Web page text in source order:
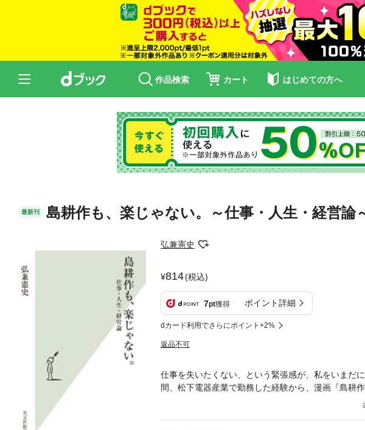
作品検索 カート はじめての方へ
最新刊 島耕作も、楽じゃない。～仕事・人生・経営論
弘兼憲史
814(税込)
7pt獲得 ポイント詳細
dカード利用でさらにポイント+2%
返品不可
仕事を失いたくない、という緊張感が、私をいまだ
間、松下電器産業で勤務した経験から、漫画『島耕
5日ほぼ無休で働き、年間1400ページを描く。それ